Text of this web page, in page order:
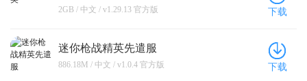
2GB / 中文 / v1.29.13 官方版 下载
迷你枪战精英先遣服
886.18M / 中文 / v1.0.4 官方版 下载